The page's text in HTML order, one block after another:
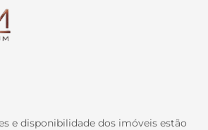
e disponibilidade dos imóveis estão